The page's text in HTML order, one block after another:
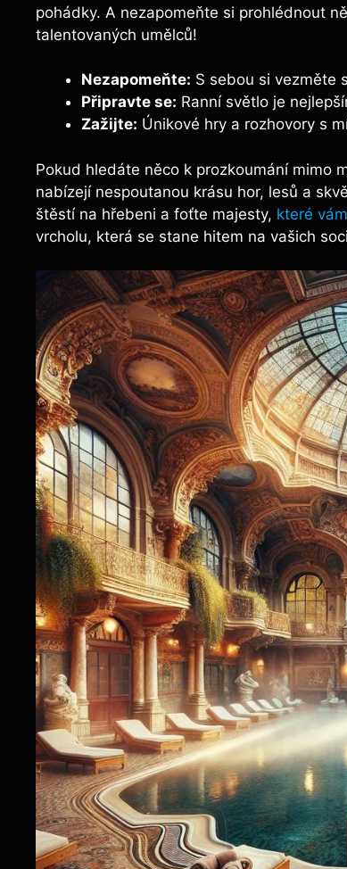
pohádky. A nezapomeňte si prohlédnout
talentovaných umělců!
Nezapomeňte: S sebou si vezměte
Připravte se: Ranní světlo je
Zažijte: Únikové hry a rozhovory s
Pokud hledáte něco k prozkoumání mimo
nabízejí nespoutanou krásu hor, lesů a
štěstí na hřebeni a foťte majesty, které
vrcholu, která se stane hitem na vašich